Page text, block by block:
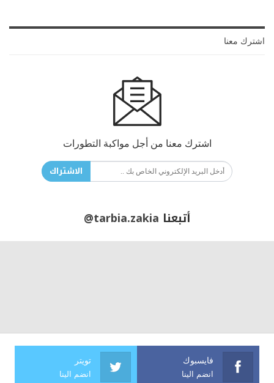
اشترك معنا
اشترك معنا من أجل مواكبة التطورات
الاشتراك
أتبعنا @tarbia.zakia
فايسبوك
انضم الينا
تويتر
انضم الينا